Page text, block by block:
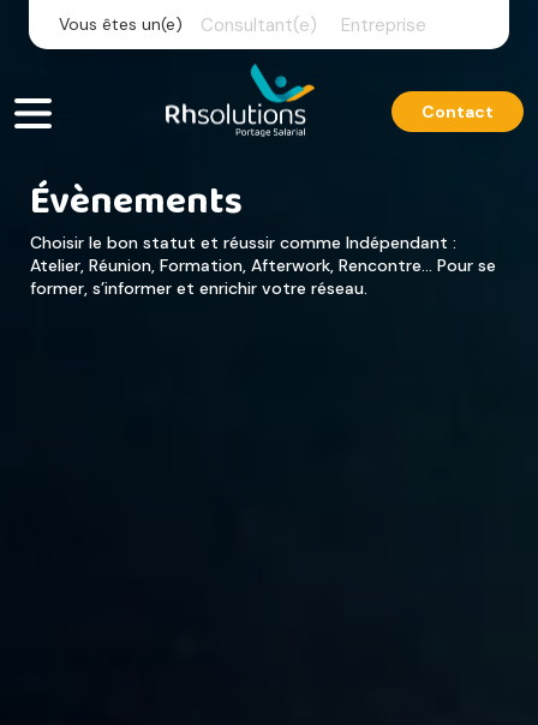
Vous êtes un(e) Consultant(e) Entreprise
Contact
Évènements
Choisir le bon statut et réussir comme Indépendant :
Atelier, Réunion, Formation, Afterwork, Rencontre… Pour se
former, s’informer et enrichir votre réseau.